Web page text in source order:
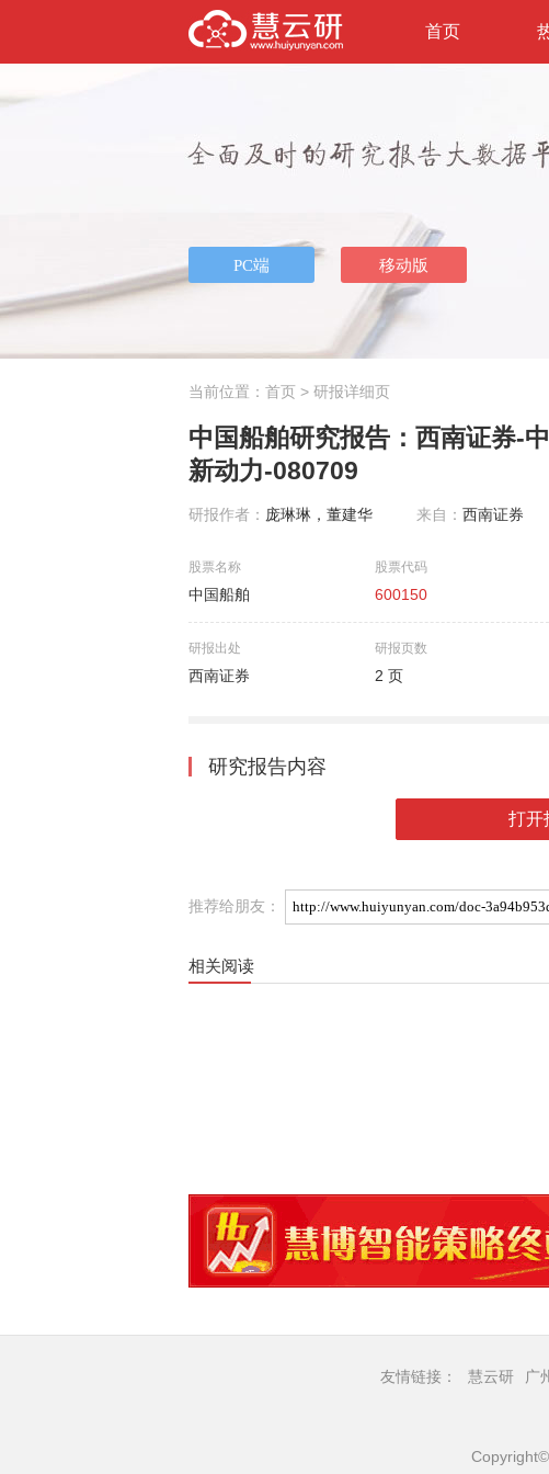
首页
当前位置： 首页 > 研报详细页
中国船舶研究报告：西南证券-
新动力-080709
研报作者： 庞琳琳，董建华 来自： 西南证券
股票名称
中国船舶
股票代码
600150
研报出处
西南证券
研报页数
2 页
研究报告内容
打开
推荐给朋友：
相关阅读
友情链接： 慧云研 广